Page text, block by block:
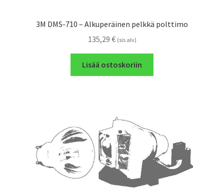
3M DMS-710 – Alkuperäinen pelkkä polttimo
135,29 € (sis alv)
Lisää ostoskoriin